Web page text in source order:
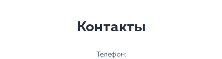
Контакты
Телефон: